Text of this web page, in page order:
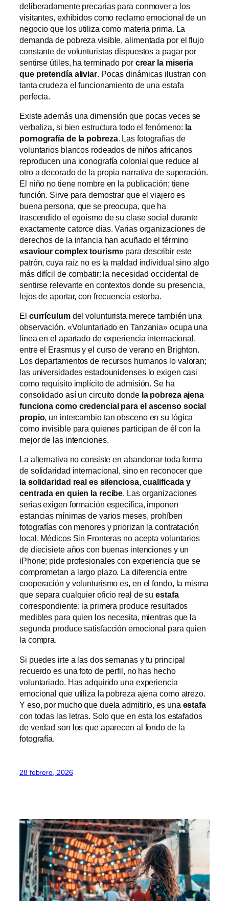
deliberadamente precarias para conmover a los
visitantes, exhibidos como reclamo emocional de un
negocio que los utiliza como materia prima. La
demanda de pobreza visible, alimentada por el flujo
constante de volunturistas dispuestos a pagar por
sentirse útiles, ha terminado por crear la miseria
que pretendía aliviar. Pocas dinámicas ilustran con
tanta crudeza el funcionamiento de una estafa
perfecta.
Existe además una dimensión que pocas veces se
verbaliza, si bien estructura todo el fenómeno: la
pornografía de la pobreza. Las fotografías de
voluntarios blancos rodeados de niños africanos
reproducen una iconografía colonial que reduce al
otro a decorado de la propia narrativa de superación.
El niño no tiene nombre en la publicación; tiene
función. Sirve para demostrar que el viajero es
buena persona, que se preocupa, que ha
trascendido el egoísmo de su clase social durante
exactamente catorce días. Varias organizaciones de
derechos de la infancia han acuñado el término
«saviour complex tourism»para describir este
patrón, cuya raíz no es la maldad individual sino algo
más difícil de combatir: la necesidad occidental de
sentirse relevante en contextos donde su presencia,
lejos de aportar, con frecuencia estorba.
El currículumdel volunturista merece también una
observación. «Voluntariado en Tanzania» ocupa una
línea en el apartado de experiencia internacional,
entre el Erasmus y el curso de verano en Brighton.
Los departamentos de recursos humanos lo valoran;
las universidades estadounidenses lo exigen casi
como requisito implícito de admisión. Se ha
consolidado así un circuito donde la pobreza ajena
funciona como credencial para el ascenso social
propio, un intercambio tan obsceno en su lógica
como invisible para quienes participan de él con la
mejor de las intenciones.
La alternativa no consiste en abandonar toda forma
de solidaridad internacional, sino en reconocer que
la solidaridad real es silenciosa, cualificada y
centrada en quien la recibe. Las organizaciones
serias exigen formación específica, imponen
estancias mínimas de varios meses, prohíben
fotografías con menores y priorizan la contratación
local. Médicos Sin Fronteras no acepta voluntarios
de diecisiete años con buenas intenciones y un
iPhone; pide profesionales con experiencia que se
comprometan a largo plazo. La diferencia entre
cooperación y volunturismo es, en el fondo, la misma
que separa cualquier oficio real de suestafa
correspondiente: la primera produce resultados
medibles para quien los necesita, mientras que la
segunda produce satisfacción emocional para quien
la compra.
Si puedes irte a las dos semanas y tu principal
recuerdo es una foto de perfil, no has hecho
voluntariado. Has adquirido una experiencia
emocional que utiliza la pobreza ajena como atrezo.
Y eso, por mucho que duela admitirlo, es una estafa
con todas las letras. Solo que en esta los estafados
de verdad son los que aparecen al fondo de la
fotografía.
28 febrero, 2026